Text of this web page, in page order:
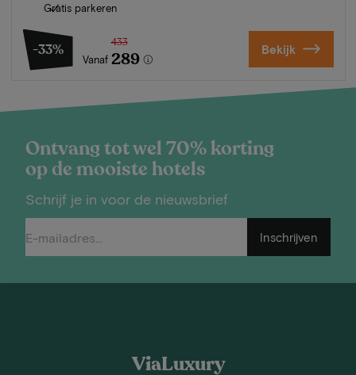
Gratis parkeren
-33%
Vanaf
433
289 Bekijk
Ontvang tot wel 70% korting
op de mooiste hotels
Schrijf je in voor de nieuwsbrief
Inschrijven
ViaLuxury